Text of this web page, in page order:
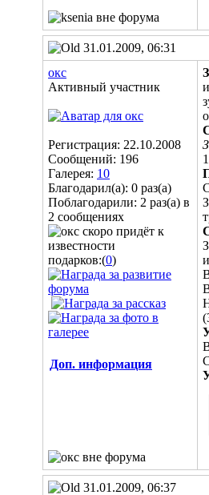
31.01.2009, 06:31
окс
Активный участник
Регистрация: 22.10.2008
Сообщений: 196
Галерея: 10
Благодарил(а): 0 раз(а)
Поблагодарили: 2 раз(а) в
2 сообщениях
подарков:(0)
Доп. информация
31.01.2009, 06:37